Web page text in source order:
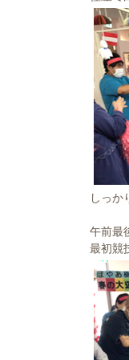
しっか
午前最
最初競